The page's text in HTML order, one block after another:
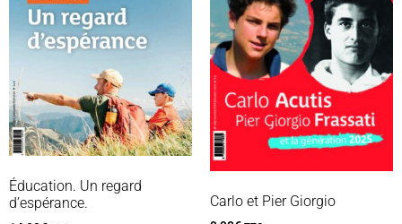
Éducation. Un regard
d’espérance.
Carlo et Pier Giorgio